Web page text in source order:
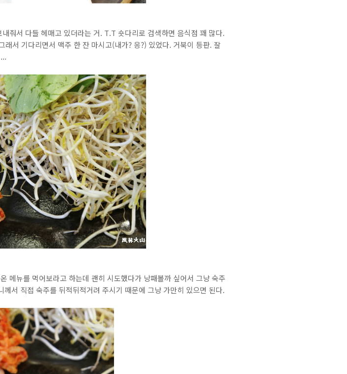
줘서 다들 헤매고 있더라는 거. T.T 숏다리로 검색하면 음식점 꽤 많다.
서 기다리면서 맥주 한 잔 마시고(내가? 응?) 있었다. 거북이 등판. 잘
메뉴를 먹어보라고 하는데 괜히 시도했다가 낭패볼까 싶어서 그냥 숙주
서 직접 숙주를 뒤적뒤적거려 주시기 때문에 그냥 가만히 있으면 된다.